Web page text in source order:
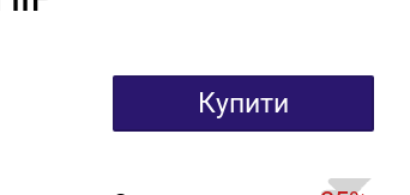
Купити